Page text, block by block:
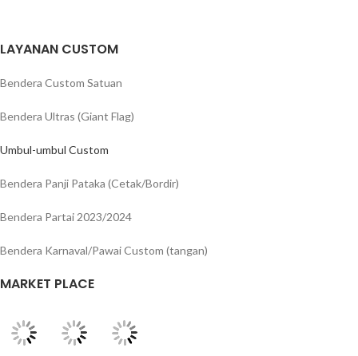
LAYANAN CUSTOM
Bendera Custom Satuan
Bendera Ultras (Giant Flag)
Umbul-umbul Custom
Bendera Panji Pataka (Cetak/Bordir)
Bendera Partai 2023/2024
Bendera Karnaval/Pawai Custom (tangan)
MARKET PLACE